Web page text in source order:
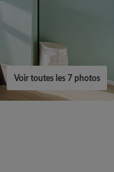
Voir toutes les 7 photos